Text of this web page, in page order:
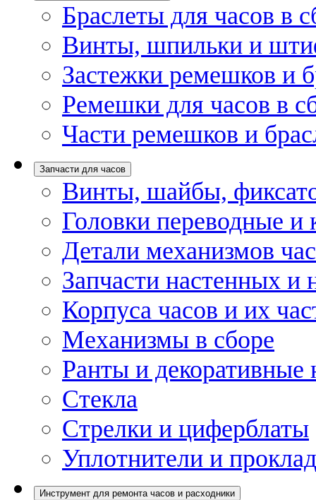
Браслеты для часов в
Винты, шпильки и
Застежки ремешков и
Ремешки для часов в
Части ремешков и
Запчасти для часов
Винты, шайбы,
Головки переводные и
Детали механизмов
Запчасти настенных и
Корпуса часов и их
Механизмы в сборе
Ранты и декоративные
Стекла
Стрелки и циферблаты
Уплотнители и
Инструмент для ремонта часов и расходники